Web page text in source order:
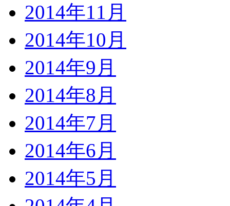
2014年11月
2014年10月
2014年9月
2014年8月
2014年7月
2014年6月
2014年5月